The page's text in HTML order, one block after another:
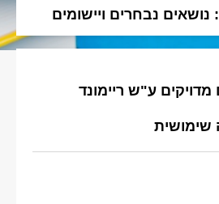
נבחרים ויישומים
ע"ש ריימונד